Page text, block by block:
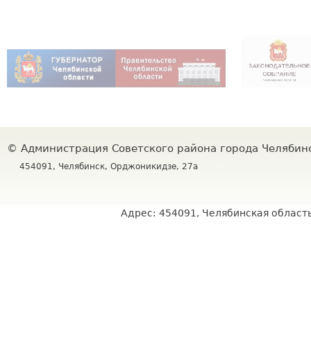
© Администрация Советского района города
454091, Челябинск, Орджоникидзе, 27а
Адрес: 454091, Челябинская